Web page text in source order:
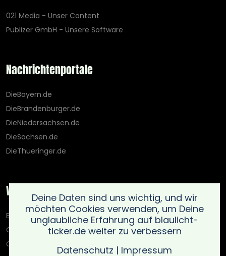
021 Media - Unser Content
Publizer GmbH - Unsere Software
Nachrichtenportale
DieBayern.de
DieBrandenburger.de
DieNiedersachsen.de
DieSachsen.de
DieThueringer.de
Weitere Portale
Blaulicht-Ticker.de
Oberlausitz.holiday
OnlinedatingKompass.de
Deine Daten sind uns wichtig, und wir
möchten Cookies verwenden, um Deine
unglaubliche Erfahrung auf blaulicht-
ticker.de weiter zu verbessern
Datenschutz | Impressum